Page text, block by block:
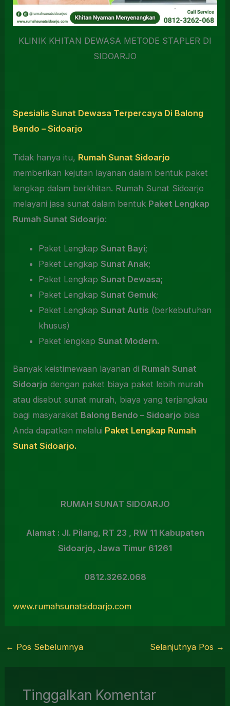
KLINIK KHITAN DEWASA METODE STAPLER DI
SIDOARJO
Spesialis Sunat Dewasa Terpercaya Di Balong
Bendo – Sidoarjo
Tidak hanya itu, Rumah Sunat Sidoarjo
memberikan kejutan layanan dalam bentuk paket
lengkap dalam berkhitan. Rumah Sunat Sidoarjo
melayani jasa sunat dalam bentuk Paket Lengkap
Rumah Sunat Sidoarjo:
Paket Lengkap Sunat Bayi;
Paket Lengkap Sunat Anak;
Paket Lengkap Sunat Dewasa;
Paket Lengkap Sunat Gemuk;
Paket Lengkap Sunat Autis (berkebutuhan
khusus)
Paket lengkap Sunat Modern.
Banyak keistimewaan layanan di Rumah Sunat
Sidoarjo dengan paket biaya paket lebih murah
atau disebut sunat murah, biaya yang terjangkau
bagi masyarakat Balong Bendo – Sidoarjo bisa
Anda dapatkan melalui Paket Lengkap Rumah
Sunat Sidoarjo.
RUMAH SUNAT SIDOARJO
Alamat : Jl. Pilang, RT 23 , RW 11 Kabupaten
Sidoarjo, Jawa Timur 61261
0812.3262.068
www.rumahsunatsidoarjo.com
← Pos Sebelumnya Selanjutnya Pos →
Tinggalkan Komentar